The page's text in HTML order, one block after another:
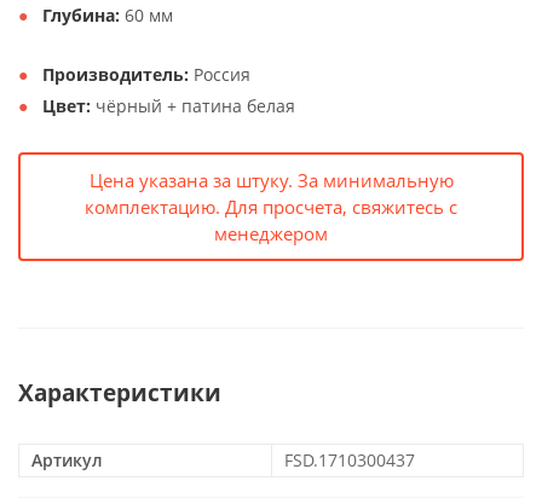
Глубина: 60 мм
Производитель: Россия
Цвет: чёрный + патина белая
Цена указана за штуку. За минимальную
комплектацию. Для просчета, свяжитесь с
менеджером
Характеристики
Артикул FSD.1710300437